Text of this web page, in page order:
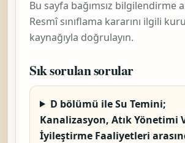
Bu sayfa bağımsız bilgilendirme
Resmî sınıflama kararını ilgili
kaynağıyla doğrulayın.
Sık sorulan sorular
D bölümü ile Su Temini;
Kanalizasyon, Atık Yönetimi
İyileştirme Faaliyetleri